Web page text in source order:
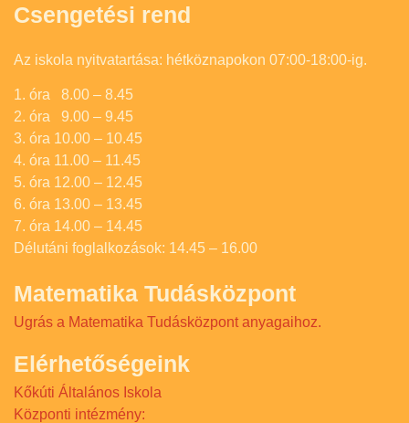
Csengetési rend
Az iskola nyitvatartása: hétköznapokon 07:00-18:00-ig.
1. óra 8.00 – 8.45
2. óra 9.00 – 9.45
3. óra 10.00 – 10.45
4. óra 11.00 – 11.45
5. óra 12.00 – 12.45
6. óra 13.00 – 13.45
7. óra 14.00 – 14.45
Délutáni foglalkozások: 14.45 – 16.00
Matematika Tudásközpont
Ugrás a Matematika Tudásközpont anyagaihoz.
Elérhetőségeink
Kőkúti Általános Iskola
Központi intézmény: